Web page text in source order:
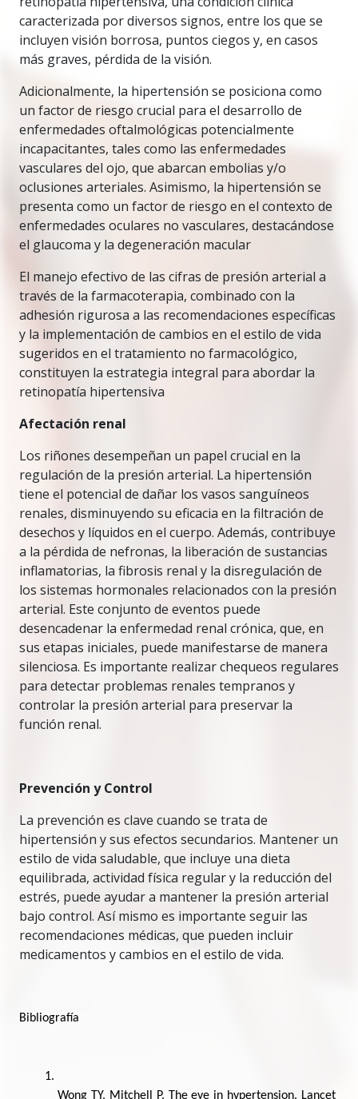
caracterizada por diversos signos, entre los que se
incluyen visión borrosa, puntos ciegos y, en casos
más graves, pérdida de la visión.
Adicionalmente, la hipertensión se posiciona como
un factor de riesgo crucial para el desarrollo de
enfermedades oftalmológicas potencialmente
incapacitantes, tales como las enfermedades
vasculares del ojo, que abarcan embolias y/o
oclusiones arteriales. Asimismo, la hipertensión se
presenta como un factor de riesgo en el contexto de
enfermedades oculares no vasculares, destacándose
el glaucoma y la degeneración macular
El manejo efectivo de las cifras de presión arterial a
través de la farmacoterapia, combinado con la
adhesión rigurosa a las recomendaciones específicas
y la implementación de cambios en el estilo de vida
sugeridos en el tratamiento no farmacológico,
constituyen la estrategia integral para abordar la
retinopatía hipertensiva
Afectación renal
Los riñones desempeñan un papel crucial en la
regulación de la presión arterial. La hipertensión
tiene el potencial de dañar los vasos sanguíneos
renales, disminuyendo su eficacia en la filtración de
desechos y líquidos en el cuerpo. Además, contribuye
a la pérdida de nefronas, la liberación de sustancias
inflamatorias, la fibrosis renal y la disregulación de
los sistemas hormonales relacionados con la presión
arterial. Este conjunto de eventos puede
desencadenar la enfermedad renal crónica, que, en
sus etapas iniciales, puede manifestarse de manera
silenciosa. Es importante realizar chequeos regulares
para detectar problemas renales tempranos y
controlar la presión arterial para preservar la
función renal.
Prevención y Control
La prevención es clave cuando se trata de
hipertensión y sus efectos secundarios. Mantener un
estilo de vida saludable, que incluye una dieta
equilibrada, actividad física regular y la reducción del
estrés, puede ayudar a mantener la presión arterial
bajo control. Así mismo es importante seguir las
recomendaciones médicas, que pueden incluir
medicamentos y cambios en el estilo de vida.
Bibliografía
Wong TY, Mitchell P. The eye in hypertension. Lancet